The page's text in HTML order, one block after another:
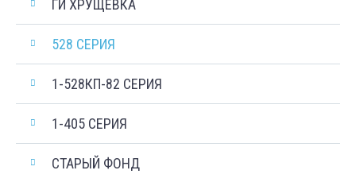
ГИ ХРУЩЕВКА
528 СЕРИЯ
1-528КП-82 СЕРИЯ
1-405 СЕРИЯ
СТАРЫЙ ФОНД